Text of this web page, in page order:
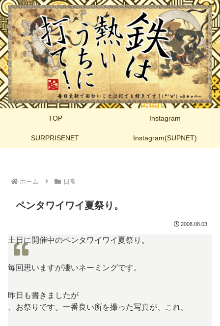
TOP Instagram
SURPRISENET Instagram(SUPNET)
ホーム 日常
ペンタワイワイ夏祭り。
2008.08.03
土日に開催中のペンタワイワイ夏祭り。
毎回思いますが凄いネーミングです。
昨日も書きましたが
、お祭りです。一番良い所を撮った写真が、これ。